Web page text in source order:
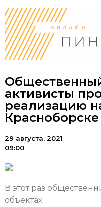
активисты
реализацию
Красноборске
29 августа, 2021
09:00
В этот раз
объектах.